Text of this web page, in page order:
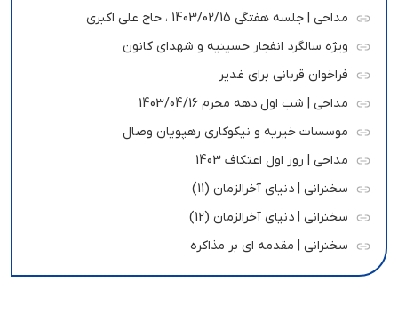
مداحی | جلسه هفتگی 1403/02/15 ، حاج علی اکبری
ویژه سالگرد انفجار حسینیه و شهدای کانون
فراخوان قربانی برای غدیر
مداحی | شب اول دهه محرم 1403/04/16
موسسات خیریه و نیکوکاری رهپویان وصال
مداحی | روز اول اعتکاف 1403
سخنرانی | دنیای آخرالزمان (11)
سخنرانی | دنیای آخرالزمان (12)
سخنرانی | مقدمه ای بر مذاکره